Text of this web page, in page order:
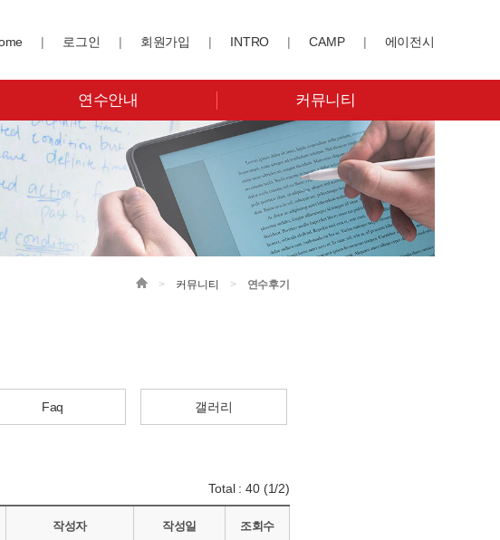
| 로그인 | 회원가입 | INTRO | CAMP | 에이전시
연수안내 커뮤니티
> 커뮤니티 > 연수후기
Faq 갤러리
Total : 40 (1/2)
작성자 작성일 조회수